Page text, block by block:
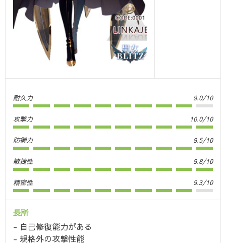
耐久力 9.0/10
攻撃力 10.0/10
防御力 9.5/10
敏捷性 9.8/10
精密性 9.3/10
長所
自己修復能力がある
規格外の攻撃性能